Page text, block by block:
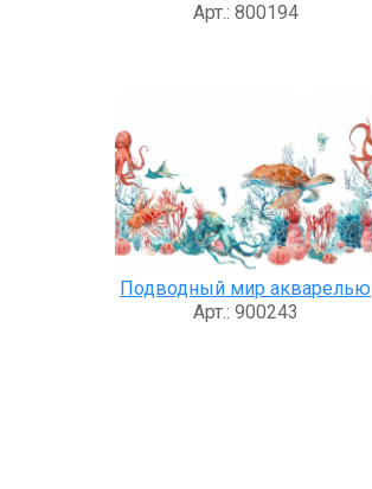
Арт.: 800194
Подводный мир акварелью
Арт.: 900243